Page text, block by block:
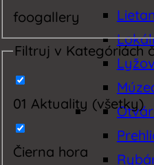
foogallery
Filtruj v Kategóriách
01 Aktuality (všetky)
Čierna hora